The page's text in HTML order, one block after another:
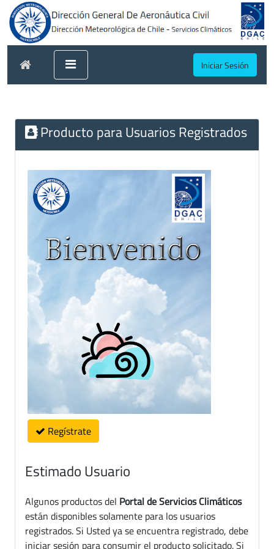
Iniciar Sesión
Producto para Usuarios Registrados
Regístrate
Estimado Usuario
Algunos productos del Portal de Servicios Climáticos
están disponibles solamente para los usuarios
registrados. Si Usted ya se encuentra registrado, debe
iniciar sesión para consumir el producto solicitado. Si